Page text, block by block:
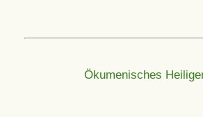
Ökumenisches